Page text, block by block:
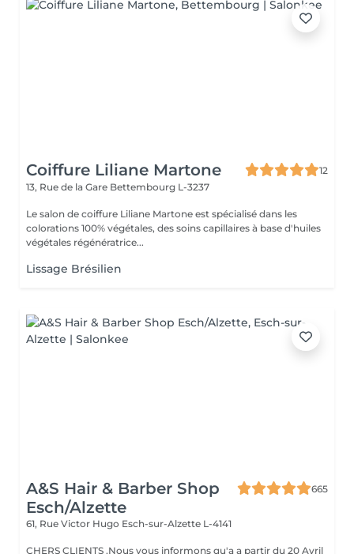
Coiffure Liliane Martone
12
13, Rue de la Gare Bettembourg L-3237
Le salon de coiffure Liliane Martone est spécialisé dans les
colorations 100% végétales, des soins capillaires à base d'huiles
végétales régénératrice...
Lissage Brésilien
A&S Hair & Barber Shop
Esch/Alzette
665
61, Rue Victor Hugo Esch-sur-Alzette L-4141
CHERS CLIENTS ,Nous vous informons qu'a a partir du 20 Avril